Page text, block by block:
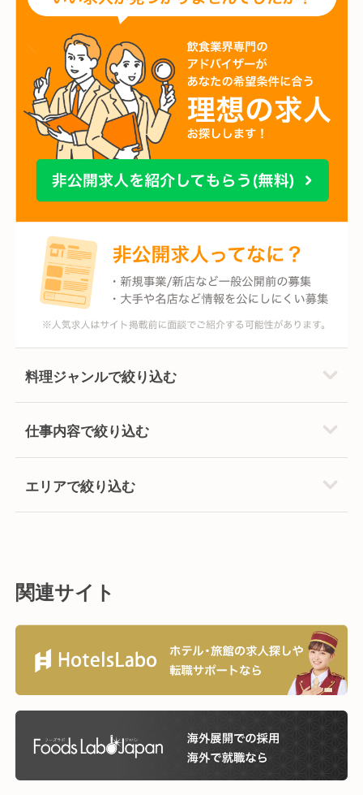
料理ジャンルで絞り込む
仕事内容で絞り込む
エリアで絞り込む
関連サイト